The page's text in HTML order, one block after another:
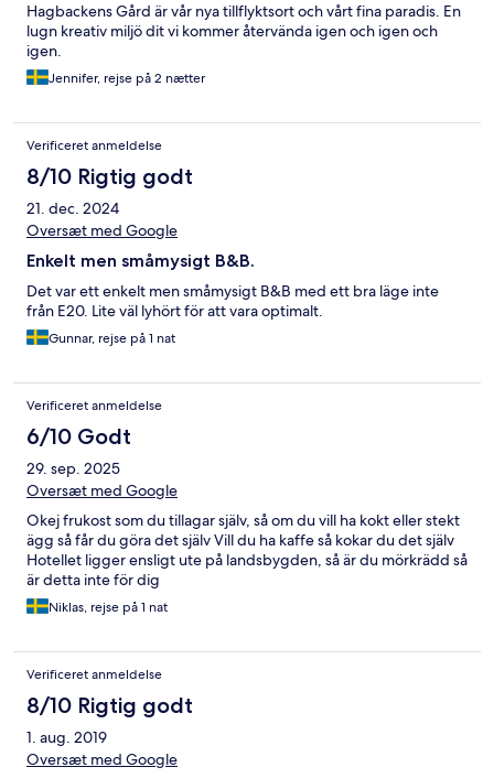
Hagbackens Gård är vår nya tillflyktsort och vårt fina paradis. En
lugn kreativ miljö dit vi kommer återvända igen och igen och
igen.
Jennifer, rejse på 2 nætter
Verificeret anmeldelse
8/10 Rigtig godt
21. dec. 2024
Oversæt med Google
Enkelt men småmysigt B&B.
Det var ett enkelt men småmysigt B&B med ett bra läge inte
från E20. Lite väl lyhört för att vara optimalt.
Gunnar, rejse på 1 nat
Verificeret anmeldelse
6/10 Godt
29. sep. 2025
Oversæt med Google
Okej frukost som du tillagar själv, så om du vill ha kokt eller stekt
ägg så får du göra det själv Vill du ha kaffe så kokar du det själv
Hotellet ligger ensligt ute på landsbygden, så är du mörkrädd så
är detta inte för dig
Niklas, rejse på 1 nat
Verificeret anmeldelse
8/10 Rigtig godt
1. aug. 2019
Oversæt med Google